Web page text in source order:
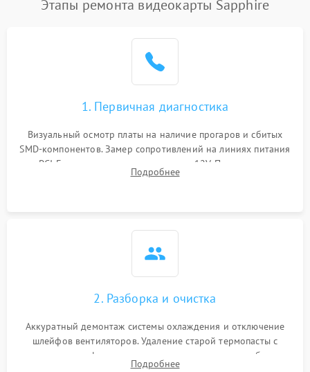
Этапы ремонта видеокарты Sapphire
1. Первичная диагностика
Визуальный осмотр платы на наличие прогаров и сбитых
SMD-компонентов. Замер сопротивлений на линиях питания
PCI-E и дополнительных разъемах 12V. Проверка на
короткое замыкание основных дросселей питания GPU и
Подробнее
2. Разборка и очистка
Аккуратный демонтаж системы охлаждения и отключение
шлейфов вентиляторов. Удаление старой термопасты с
кристалла графического чипа и термопрокладок с банок
Подробнее